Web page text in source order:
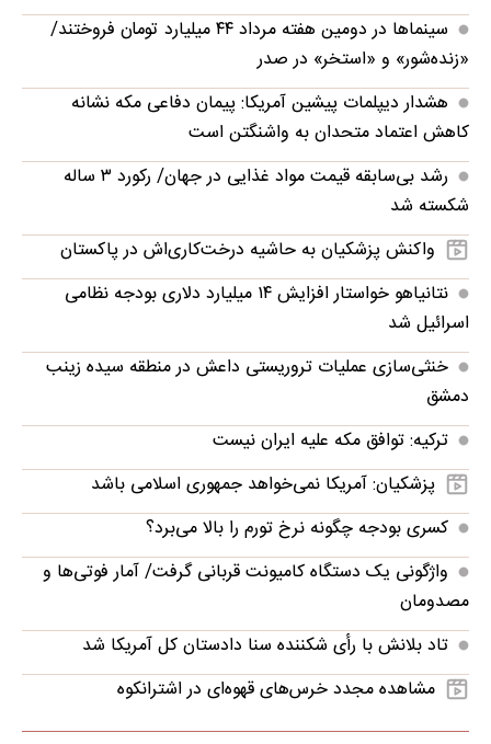
سینماها در دومین هفته‌ مرداد ۴۴ میلیارد تومان فروختند/
«زنده‌شور» و «استخر» در صدر
هشدار دیپلمات پیشین آمریکا: پیمان دفاعی مکه نشانه
کاهش اعتماد متحدان به واشنگتن است
رشد بی‌سابقه قیمت مواد غذایی در جهان/ رکورد ۳ ساله
شکسته شد
واکنش پزشکیان به حاشیه درخت‌کاری‌اش در پاکستان
نتانیاهو خواستار افزایش ۱۴ میلیارد دلاری بودجه نظامی
اسرائیل شد
خنثی‌سازی عملیات تروریستی داعش در منطقه سیده زینب
دمشق
ترکیه: توافق مکه علیه ایران نیست
پزشکیان: آمریکا نمی‌خواهد جمهوری اسلامی باشد
کسری بودجه چگونه نرخ تورم را بالا می‌برد؟
واژگونی یک دستگاه کامیونت قربانی گرفت/ آمار فوتی‌ها و
مصدومان
تاد بلانش با رأی شکننده سنا دادستان کل آمریکا شد
مشاهده مجدد خرس‌های قهوه‌ای در اشترانکوه